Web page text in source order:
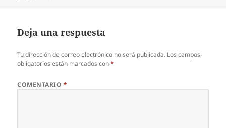
Deja una respuesta
Tu dirección de correo electrónico no será publicada. Los campos
obligatorios están marcados con*
COMENTARIO *